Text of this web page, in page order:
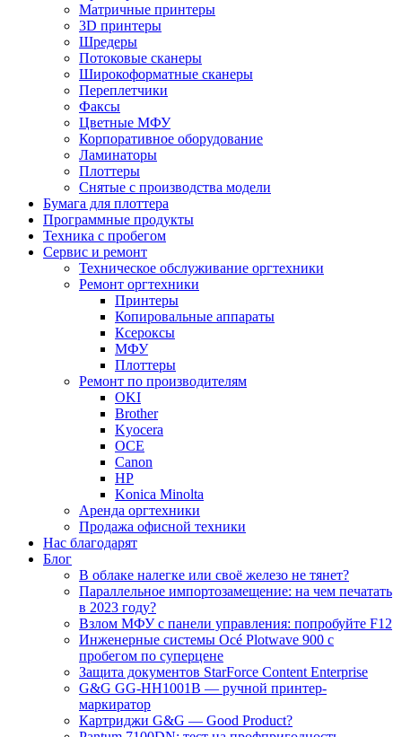
Матричные принтеры
3D принтеры
Шредеры
Потоковые сканеры
Широкоформатные сканеры
Переплетчики
Факсы
Цветные МФУ
Корпоративное оборудование
Ламинаторы
Плоттеры
Снятые с производства модели
Бумага для плоттера
Программные продукты
Техника с пробегом
Сервис и ремонт
Техническое обслуживание оргтехники
Ремонт оргтехники
Принтеры
Копировальные аппараты
Ксероксы
МФУ
Плоттеры
Ремонт по производителям
OKI
Brother
Kyocera
OCE
Canon
HP
Konica Minolta
Аренда оргтехники
Продажа офисной техники
Нас благодарят
Блог
В облаке налегке или своё железо не тянет?
Параллельное импортозамещение: на чем печатать
в 2023 году?
Взлом МФУ с панели управления: попробуйте F12
Инженерные системы Océ Plotwave 900 с
пробегом по суперцене
Защита документов StarForce Content Enterprise
G&G GG-HH1001B — ручной принтер-
маркиратор
Картриджи G&G — Good Product?